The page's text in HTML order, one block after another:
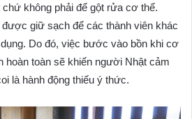
không phải để gột rửa cơ thể.
giữ sạch để các thành viên khác
Do đó, việc bước vào bồn khi cơ
toàn sẽ khiến người Nhật cảm
là hành động thiếu ý thức.